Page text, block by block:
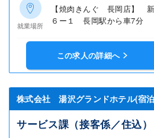
就業場所
【焼肉きんぐ 長岡店】
６ー１ 長岡駅から車7分
この求人の詳細へ
株式会社 湯沢グランドホテル(宿
サービス課（接客係／住込）